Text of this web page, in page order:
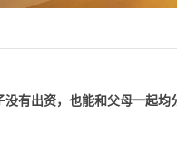
有出资，也能和父母一起均